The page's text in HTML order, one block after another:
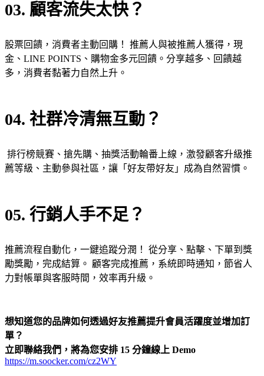
03. 顧客流失太快？
股票回饋，消費者主動回購！
推薦人與被推薦人獲得，現
金、LINE POINTS、購物金多元回饋。分享越多、回饋越
多，消費者黏著力自然上升。
04. 社群冷清無互動？
排行榜競賽、搶先購、抽獎活動輪番上線，激發顧客升級推
薦等級、主動參與社區，讓「好友帶好友」成為自然習慣 。
05. 行銷人手不足？
推薦流程自動化，一鍵追蹤分潤！
從分享、點擊、下單到獎
勵獎勵，完成結算。 顧客完成推薦，系統即時通知，節省人
力對帳單與客服時間，效率再升級。
想知道您的品牌如何透過好友推薦提升會員活躍度並增加訂
單？
立即聯絡我們，將為您安排 15 分鐘線上 Demo
https://m.soocker.com/cz2WY